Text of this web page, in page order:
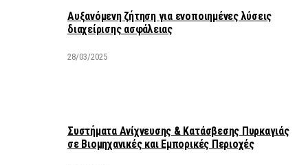
Αυξανόμενη ζήτηση για ενοποιημένες λύσεις
διαχείρισης ασφάλειας
28/03/2025
Συστήματα Ανίχνευσης & Κατάσβεσης Πυρκαγιάς
σε Βιομηχανικές και Εμπορικές Περιοχές